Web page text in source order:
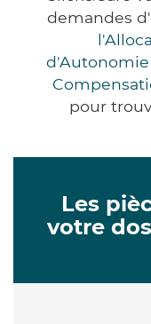
demandes
d'Autonomie
pour
Les
votre